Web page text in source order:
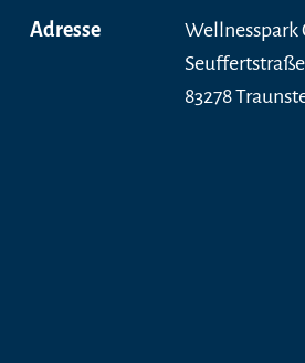
Adresse
Wellnesspark
Seuffertstraße
83278